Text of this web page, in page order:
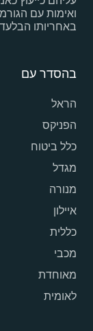
ואימות עם
באחריותו
בהסדר עם
הראל
הפניקס
כלל ביטוח
מגדל
מנורה
איילון
כללית
מכבי
מאוחדת
לאומית